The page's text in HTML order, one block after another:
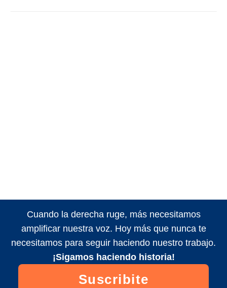
Cuando la derecha ruge, más necesitamos
amplificar nuestra voz. Hoy más que nunca te
necesitamos para seguir haciendo nuestro trabajo.
¡Sigamos haciendo historia!
Suscribite